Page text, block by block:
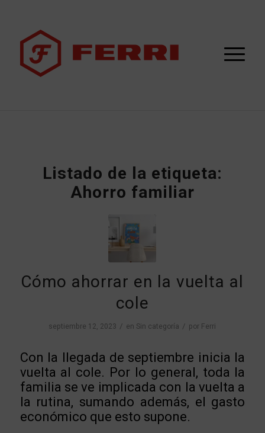
Listado de la etiqueta:
Ahorro familiar
Cómo ahorrar en la vuelta al
cole
septiembre 12, 2023 / en Sin categoría / por Ferri
Con la llegada de septiembre inicia la
vuelta al cole. Por lo general, toda la
familia se ve implicada con la vuelta a
la rutina, sumando además, el gasto
económico que esto supone.